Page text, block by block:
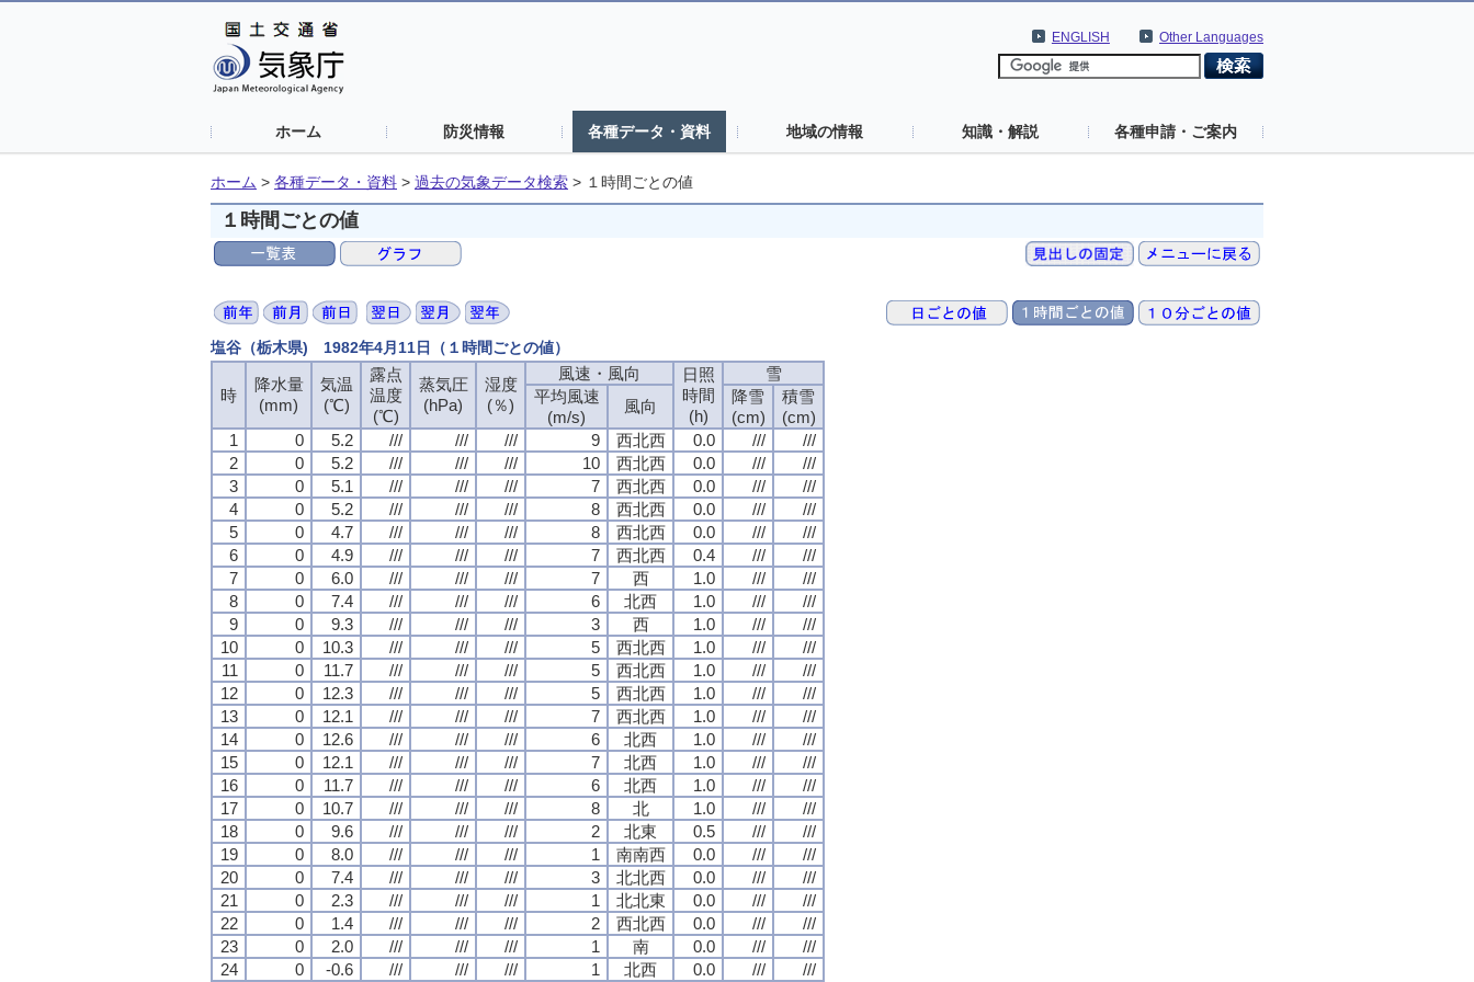
Other Languages
ENGLISH
ホーム 防災情報 各種データ・資料 地域の情報 知識・解説 各種申請・ご案内
ホーム > 各種データ・資料 > 過去の気象データ検索 > １時間ごとの値
１時間ごとの値
塩谷（栃木県) 1982年4月11日（１時間ごとの値）
時
降水量
(mm)
気温
(℃)
露点
温度
(℃)
蒸気圧
(hPa)
湿度
(％)
風速・風向
日照
時間
(h)
雪
平均風速
(m/s)
風向
降雪
(cm)
積雪
(cm)
1
0 5.2 /// /// /// 9 西北西 0.0 ///
///
2
0 5.2 /// /// /// 10 西北西 0.0 ///
///
3
0 5.1 /// /// /// 7 西北西 0.0 ///
///
4
0 5.2 /// /// /// 8 西北西 0.0 ///
///
5
0 4.7 /// /// /// 8 西北西 0.0 ///
///
6
0 4.9 /// /// /// 7 西北西 0.4 ///
///
7
0 6.0 /// /// /// 7 西 1.0 ///
///
8
0 7.4 /// /// /// 6 北西 1.0 ///
///
9
0 9.3 /// /// /// 3 西 1.0 ///
///
10
0 10.3 /// /// /// 5 西北西 1.0 ///
///
11
0 11.7 /// /// /// 5 西北西 1.0 ///
///
12
0 12.3 /// /// /// 5 西北西 1.0 ///
///
13
0 12.1 /// /// /// 7 西北西 1.0 ///
///
14
0 12.6 /// /// /// 6 北西 1.0 ///
///
15
0 12.1 /// /// /// 7 北西 1.0 ///
///
16
0 11.7 /// /// /// 6 北西 1.0 ///
///
17
0 10.7 /// /// /// 8 北 1.0 ///
///
18
0 9.6 /// /// /// 2 北東 0.5 ///
///
19
0 8.0 /// /// /// 1 南南西 0.0 ///
///
20
0 7.4 /// /// /// 3 北北西 0.0 ///
///
21
0 2.3 /// /// /// 1 北北東 0.0 ///
///
22
0 1.4 /// /// /// 2 西北西 0.0 ///
///
23
0 2.0 /// /// /// 1 南 0.0 ///
///
24
0 -0.6 /// /// /// 1 北西 0.0 /// ///